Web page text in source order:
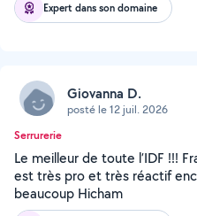
Expert dans son domaine
Giovanna D.
posté le 12 juil. 2026
Serrurerie
Le meilleur de toute l’IDF !!!
est très pro et très réactif
beaucoup Hicham